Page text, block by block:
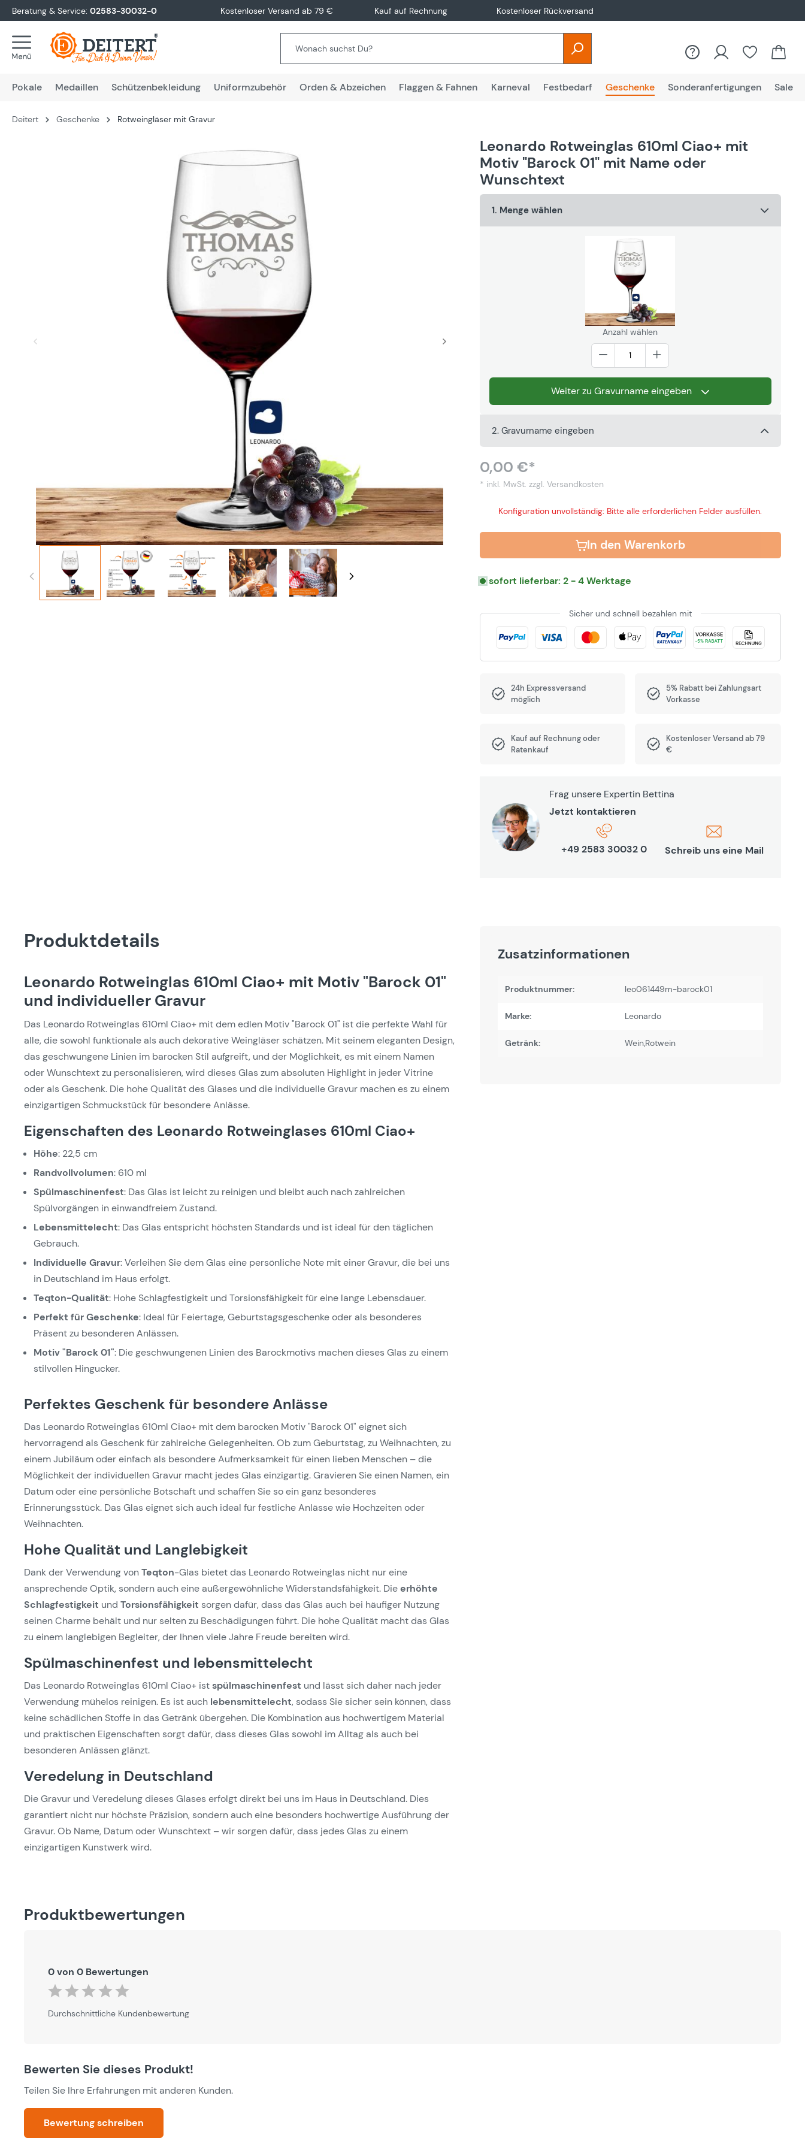
Zur Hauptnavigation springen
Beratung & Service: 02583-30032-0 Kostenloser Versand ab 79 € Kauf auf Rechnung Kostenloser Rückversand
Du hast 0
Pokale Medaillen Schützenbekleidung Uniformzubehör Orden & Abzeichen Flaggen & Fahnen Karneval Festbedarf Geschenke Sonderanfertigungen Sale
Deitert Geschenke Rotweingläser mit Gravur
Leonardo Rotweinglas 610ml Ciao+ mit
Motiv "Barock 01" mit Name oder
Wunschtext
1. Menge wählen
Anzahl wählen
Weiter zu Gravurname eingeben
2. Gravurname eingeben
0,00 €*
* inkl. MwSt. zzgl. Versandkosten
Konfiguration unvollständig: Bitte alle erforderlichen Felder ausfüllen.
In den Warenkorb
sofort lieferbar: 2 - 4 Werktage
Sicher und schnell bezahlen mit
24h Expressversand
möglich
5% Rabatt bei Zahlungsart
Vorkasse
Kauf auf Rechnung oder
Ratenkauf
Kostenloser Versand ab 79
€
Frag unsere Expertin Bettina
Jetzt kontaktieren
+49 2583 30032 0 Schreib uns eine Mail
Produktdetails
Leonardo Rotweinglas 610ml Ciao+ mit Motiv "Barock 01"
und individueller Gravur
Das Leonardo Rotweinglas 610ml Ciao+ mit dem edlen Motiv "Barock 01" ist die perfekte Wahl für
alle, die sowohl funktionale als auch dekorative Weingläser schätzen. Mit seinem eleganten Design,
das geschwungene Linien im barocken Stil aufgreift, und der Möglichkeit, es mit einem Namen
oder Wunschtext zu personalisieren, wird dieses Glas zum absoluten Highlight in jeder Vitrine
oder als Geschenk. Die hohe Qualität des Glases und die individuelle Gravur machen es zu einem
einzigartigen Schmuckstück für besondere Anlässe.
Eigenschaften des Leonardo Rotweinglases 610ml Ciao+
Höhe: 22,5 cm
Randvollvolumen: 610 ml
Spülmaschinenfest: Das Glas ist leicht zu reinigen und bleibt auch nach zahlreichen
Spülvorgängen in einwandfreiem Zustand.
Lebensmittelecht: Das Glas entspricht höchsten Standards und ist ideal für den täglichen
Gebrauch.
Individuelle Gravur: Verleihen Sie dem Glas eine persönliche Note mit einer Gravur, die bei uns
in Deutschland im Haus erfolgt.
Teqton-Qualität: Hohe Schlagfestigkeit und Torsionsfähigkeit für eine lange Lebensdauer.
Perfekt für Geschenke: Ideal für Feiertage, Geburtstagsgeschenke oder als besonderes
Präsent zu besonderen Anlässen.
Motiv "Barock 01": Die geschwungenen Linien des Barockmotivs machen dieses Glas zu einem
stilvollen Hingucker.
Perfektes Geschenk für besondere Anlässe
Das Leonardo Rotweinglas 610ml Ciao+ mit dem barocken Motiv "Barock 01" eignet sich
hervorragend als Geschenk für zahlreiche Gelegenheiten. Ob zum Geburtstag, zu Weihnachten, zu
einem Jubiläum oder einfach als besondere Aufmerksamkeit für einen lieben Menschen – die
Möglichkeit der individuellen Gravur macht jedes Glas einzigartig. Gravieren Sie einen Namen, ein
Datum oder eine persönliche Botschaft und schaffen Sie so ein ganz besonderes
Erinnerungsstück. Das Glas eignet sich auch ideal für festliche Anlässe wie Hochzeiten oder
Weihnachten.
Hohe Qualität und Langlebigkeit
Dank der Verwendung vonTeqton-Glas bietet das Leonardo Rotweinglas nicht nur eine
ansprechende Optik, sondern auch eine außergewöhnliche Widerstandsfähigkeit. Dieerhöhte
Schlagfestigkeit und Torsionsfähigkeit sorgen dafür, dass das Glas auch bei häufiger Nutzung
seinen Charme behält und nur selten zu Beschädigungen führt. Die hohe Qualität macht das Glas
zu einem langlebigen Begleiter, der Ihnen viele Jahre Freude bereiten wird.
Spülmaschinenfest und lebensmittelecht
Das Leonardo Rotweinglas 610ml Ciao+ istspülmaschinenfest und lässt sich daher nach jeder
Verwendung mühelos reinigen. Es ist auch lebensmittelecht, sodass Sie sicher sein können, dass
keine schädlichen Stoffe in das Getränk übergehen. Die Kombination aus hochwertigem Material
und praktischen Eigenschaften sorgt dafür, dass dieses Glas sowohl im Alltag als auch bei
besonderen Anlässen glänzt.
Veredelung in Deutschland
Die Gravur und Veredelung dieses Glases erfolgt direkt bei uns im Haus in Deutschland. Dies
garantiert nicht nur höchste Präzision, sondern auch eine besonders hochwertige Ausführung der
Gravur. Ob Name, Datum oder Wunschtext – wir sorgen dafür, dass jedes Glas zu einem
einzigartigen Kunstwerk wird.
Zusatzinformationen
Produktnummer: leo061449m-barock01
Marke: Leonardo
Getränk: Wein,Rotwein
Produktbewertungen
0 von 0 Bewertungen
Durchschnittliche Bewertung von 0 von 5 Sternen
Durchschnittliche Kundenbewertung
Bewerten Sie dieses Produkt!
Teilen Sie Ihre Erfahrungen mit anderen Kunden.
Bewertung schreiben